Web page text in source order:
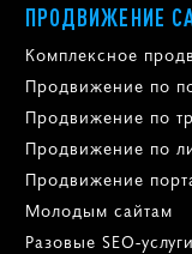
ПРОДВИЖЕНИЕ
Комплексное
Продвижение по
Продвижение по
Продвижение по
Продвижение
Молодым сайтам
Разовые SEO-услуги